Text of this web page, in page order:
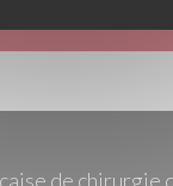
de chirurgie